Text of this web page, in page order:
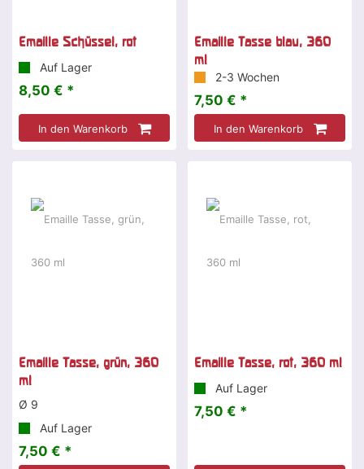
Emaille Schüssel, rot
Auf Lager
8,50 € *
In den Warenkorb
Emaille Tasse blau, 360
ml
2-3 Wochen
7,50 € *
In den Warenkorb
Emaille Tasse, grün, 360
ml
Ø 9
Auf Lager
7,50 € *
Emaille Tasse, rot, 360 ml
Auf Lager
7,50 € *